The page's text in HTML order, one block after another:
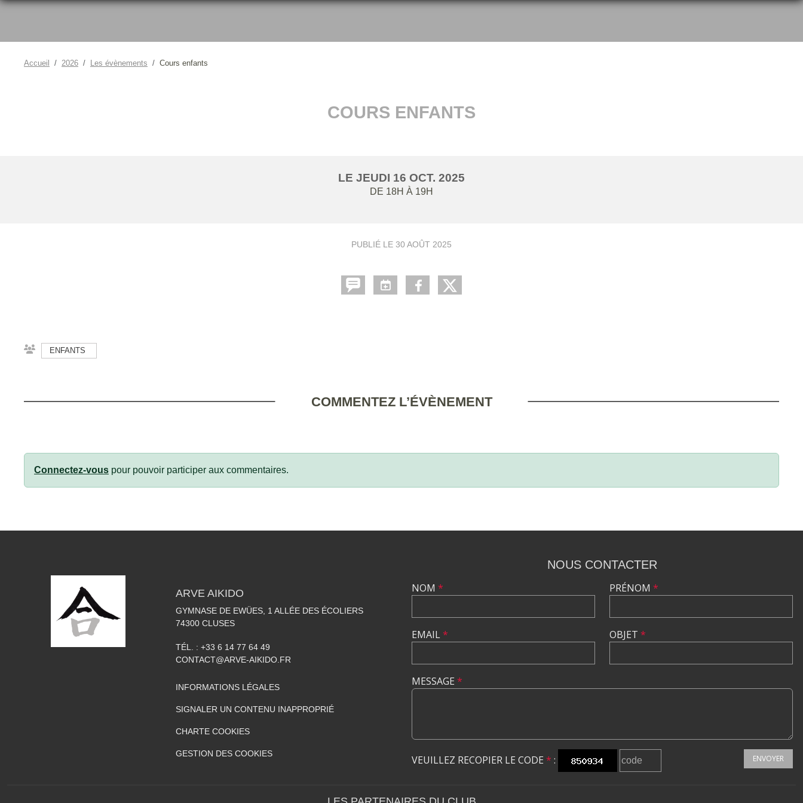
Accueil 2026 Les évènements Cours enfants
COURS ENFANTS
LE JEUDI 16 OCT. 2025
DE 18H À 19H
PUBLIÉ LE 30 AOÛT 2025
ENFANTS
COMMENTEZ L’ÉVÈNEMENT
Connectez-vous pour pouvoir participer aux commentaires.
ARVE AIKIDO
GYMNASE DE EWÜES, 1 ALLÉE DES ÉCOLIERS
74300 CLUSES
TÉL. : +33 6 14 77 64 49
CONTACT@ARVE-AIKIDO.FR
INFORMATIONS LÉGALES
SIGNALER UN CONTENU INAPPROPRIÉ
CHARTE COOKIES
GESTION DES COOKIES
NOUS CONTACTER
NOM *
EMAIL*
PRÉNOM *
OBJET *
MESSAGE *
VEUILLEZ RECOPIER LE CODE * : ENVOYER